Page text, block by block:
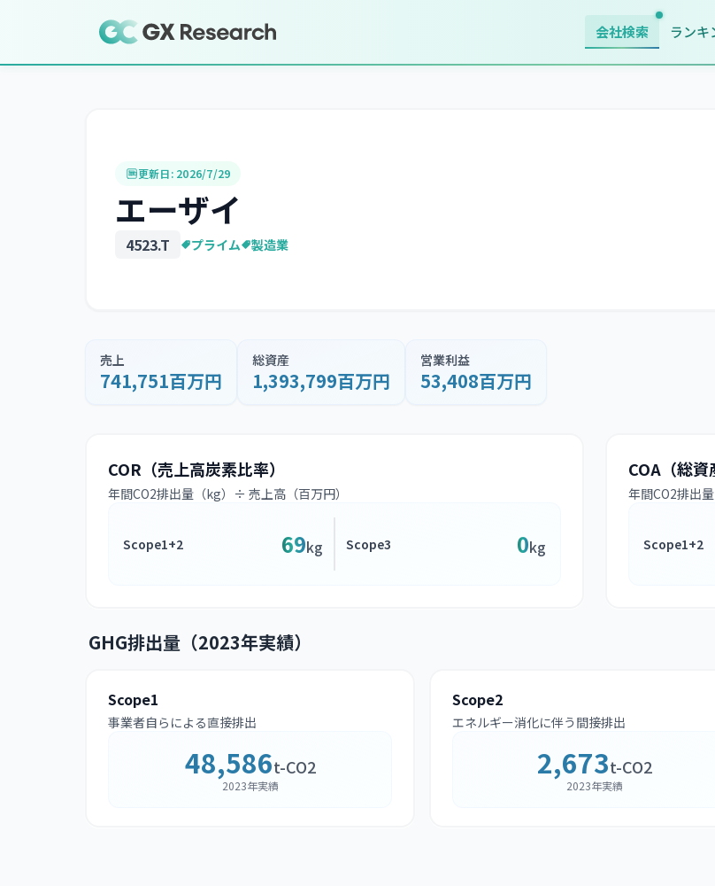
会社検索 ランキ
更新日: 2026/7/29
エーザイ
4523.T プライム 製造業
売上
741,751百万円
総資産
1,393,799百万円
営業利益
53,408百万円
COR（売上高炭素比率）
年間CO2排出量（kg）÷ 売上高（百万円）
Scope1+2 69kg Scope3 0kg
COA（総資
年間CO2排出
Scope1+2
GHG排出量（2023年実績）
Scope1
事業者自らによる直接排出
48,586t-CO2
2023年実績
Scope2
エネルギー消化に伴う間接排出
2,673t-CO2
2023年実績